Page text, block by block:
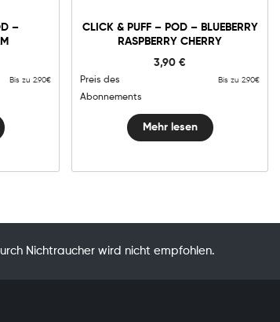
–
Bis zu 2.90€
CLICK & PUFF – POD – BLUEBERRY
RASPBERRY CHERRY
3,90€
Preis des
Abonnements
Bis zu 2.90€
Mehr lesen
Nichtraucher wird nicht empfohlen.